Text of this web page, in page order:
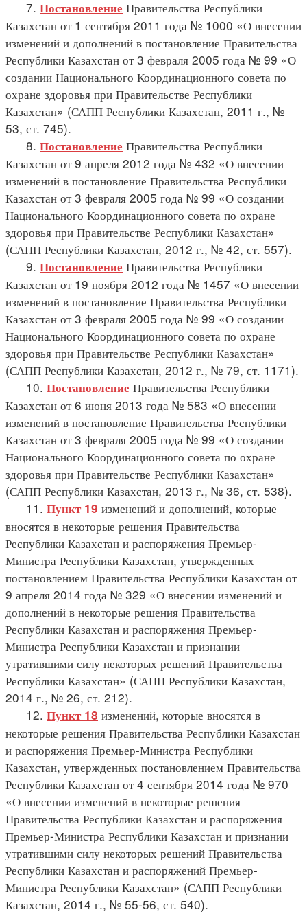
7. Постановление Правительства Республики
Казахстан от 1 сентября 2011 года № 1000 «О внесении
изменений и дополнений в постановление Правительства
Республики Казахстан от 3 февраля 2005 года № 99 «О
создании Национального Координационного совета по
охране здоровья при Правительстве Республики
Казахстан» (САПП Республики Казахстан, 2011 г., №
53, ст. 745).
8. Постановление Правительства Республики
Казахстан от 9 апреля 2012 года № 432 «О внесении
изменений в постановление Правительства Республики
Казахстан от 3 февраля 2005 года № 99 «О создании
Национального Координационного совета по охране
здоровья при Правительстве Республики Казахстан»
(САПП Республики Казахстан, 2012 г., № 42, ст. 557).
9. Постановление Правительства Республики
Казахстан от 19 ноября 2012 года № 1457 «О внесении
изменений в постановление Правительства Республики
Казахстан от 3 февраля 2005 года № 99 «О создании
Национального Координационного совета по охране
здоровья при Правительстве Республики Казахстан»
(САПП Республики Казахстан, 2012 г., № 79, ст. 1171).
10. Постановление Правительства Республики
Казахстан от 6 июня 2013 года № 583 «О внесении
изменений в постановление Правительства Республики
Казахстан от 3 февраля 2005 года № 99 «О создании
Национального Координационного совета по охране
здоровья при Правительстве Республики Казахстан»
(САПП Республики Казахстан, 2013 г., № 36, ст. 538).
11. Пункт 19 изменений и дополнений, которые
вносятся в некоторые решения Правительства
Республики Казахстан и распоряжения Премьер-
Министра Республики Казахстан, утвержденных
постановлением Правительства Республики Казахстан от
9 апреля 2014 года № 329 «О внесении изменений и
дополнений в некоторые решения Правительства
Республики Казахстан и распоряжения Премьер-
Министра Республики Казахстан и признании
утратившими силу некоторых решений Правительства
Республики Казахстан» (САПП Республики Казахстан,
2014 г., № 26, ст. 212).
12. Пункт 18 изменений, которые вносятся в
некоторые решения Правительства Республики Казахстан
и распоряжения Премьер-Министра Республики
Казахстан, утвержденных постановлением Правительства
Республики Казахстан от 4 сентября 2014 года № 970
«О внесении изменений в некоторые решения
Правительства Республики Казахстан и распоряжения
Премьер-Министра Республики Казахстан и признании
утратившими силу некоторых решений Правительства
Республики Казахстан и распоряжений Премьер-
Министра Республики Казахстан» (САПП Республики
Казахстан, 2014 г., № 55-56, ст. 540).